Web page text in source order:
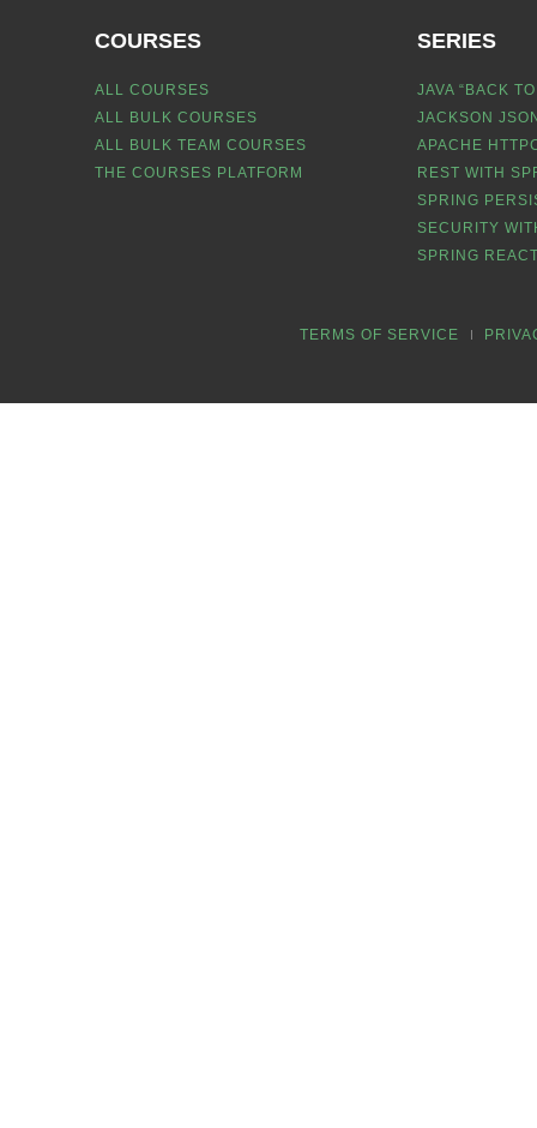
COURSES
ALL COURSES
ALL BULK COURSES
ALL BULK TEAM COURSES
THE COURSES PLATFORM
SERIES
JAVA “BACK
JACKSON
APACHE
REST WITH
SPRING
SECURITY
SPRING
TERMS OF SERVICE